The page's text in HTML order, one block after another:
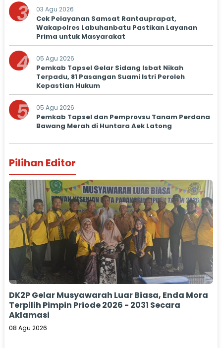
3 03 Agu 2026
Cek Pelayanan Samsat Rantauprapat,
Wakapolres Labuhanbatu Pastikan Layanan
Prima untuk Masyarakat
4 05 Agu 2026
Pemkab Tapsel Gelar Sidang Isbat Nikah
Terpadu, 81 Pasangan Suami Istri Peroleh
Kepastian Hukum
5 05 Agu 2026
Pemkab Tapsel dan Pemprovsu Tanam Perdana
Bawang Merah di Huntara Aek Latong
Pilihan Editor
DK2P Gelar Musyawarah Luar Biasa, Enda Mora
Terpilih Pimpin Priode 2026 - 2031 Secara
Aklamasi
08 Agu 2026